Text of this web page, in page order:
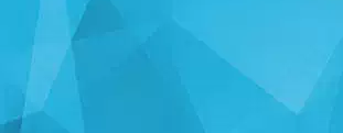
11255 Каментарыі